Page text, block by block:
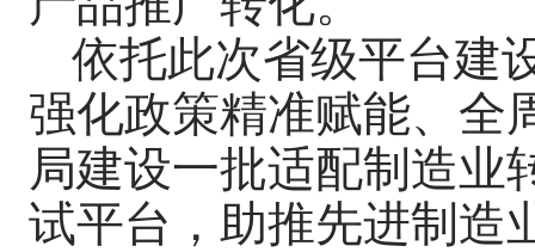
依托此次省级平台建
强化政策精准赋能、全
局建设一批适配制造业
试平台，助推先进制造